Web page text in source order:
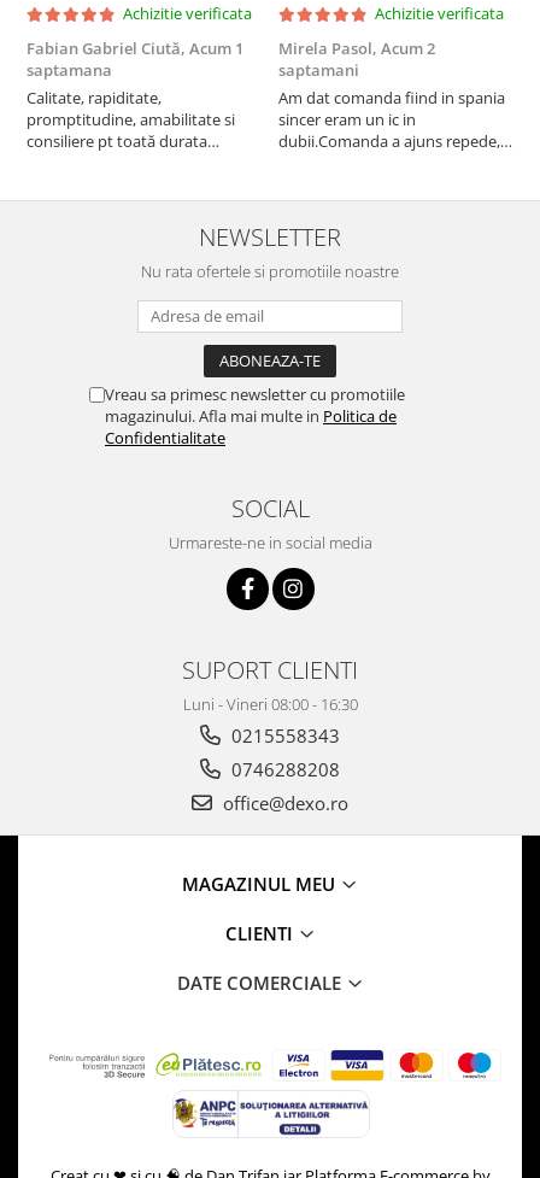
Achizitie verificata
Fabian Gabriel Ciută, Acum 1
saptamana
Calitate, rapiditate,
promptitudine, amabilitate si
consiliere pt toată durata
Achizitie verificata
Mirela Pasol, Acum 2
saptamani
Am dat comanda fiind in spania
sincer eram un ic in
dubii.Comanda a ajuns repede,in
treaba,va multumesc pentru
rapiditate si
amabilitate,RECOMAND 100%
NEWSLETTER
Nu rata ofertele si promotiile noastre
Vreau sa primesc newsletter cu promotiile
magazinului. Afla mai multe in Politica de
Confidentialitate
SOCIAL
Urmareste-ne in social media
SUPORT CLIENTI
Luni - Vineri 08:00 - 16:30
0215558343
0746288208
office@dexo.ro
MAGAZINUL MEU
CLIENTI
DATE COMERCIALE